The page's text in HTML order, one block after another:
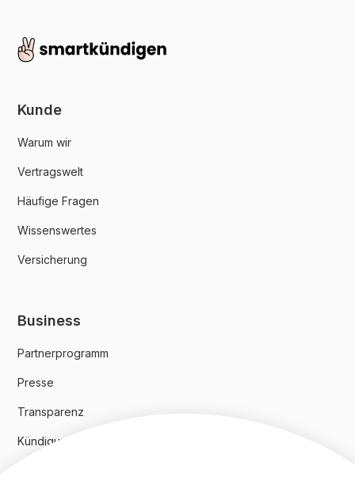
Kunde
Warum wir
Vertragswelt
Häufige Fragen
Wissenswertes
Versicherung
Business
Partnerprogramm
Presse
Transparenz
Kündigungsindex 2024